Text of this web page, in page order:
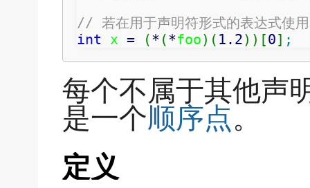
// 若在用于声明符形式的表达式使
int x = (* (*foo) ( 1.2) ) [0] ;
每个不属于其他声
是一个顺序点。
定义